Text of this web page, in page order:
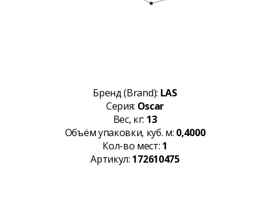
Бренд (Brand): LAS
Серия: Oscar
Вес, кг: 13
Объём упаковки, куб. м: 0,4000
Кол-во мест: 1
Артикул: 172610475